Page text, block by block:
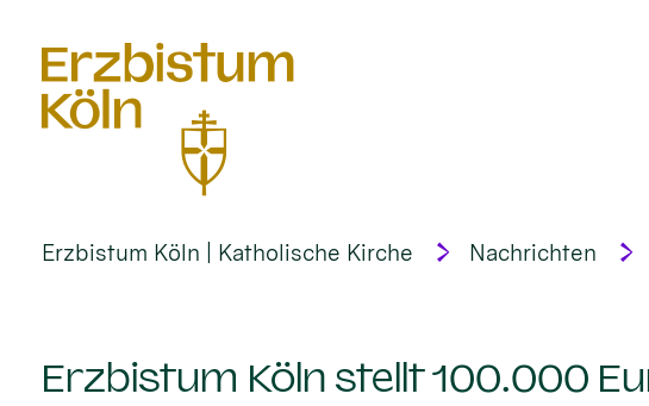
Erzbistum Köln | Katholische Kirche Nachrichten
Erzbistum Köln stellt 100.000